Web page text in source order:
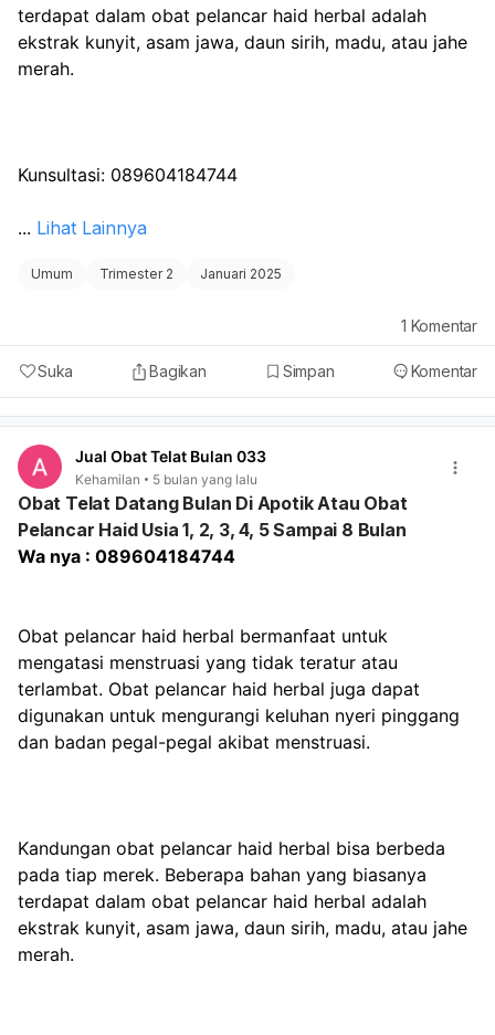
terdapat dalam obat pelancar haid herbal adalah
ekstrak kunyit, asam jawa, daun sirih, madu, atau jahe
merah.
Kunsultasi: 089604184744
... Lihat Lainnya
Umum Trimester 2 Januari 2025
Suka Bagikan Simpan Komentar
1 Komentar
Jual Obat Telat Bulan 033
Kehamilan 5 bulan yang lalu
​Obat Telat Datang Bulan Di Apotik Atau Obat
Pelancar Haid Usia 1, 2, 3, 4, 5 Sampai 8 Bulan
Wa nya : 089604184744
Obat pelancar haid herbal bermanfaat untuk
mengatasi menstruasi yang tidak teratur atau
terlambat. Obat pelancar haid herbal juga dapat
digunakan untuk mengurangi keluhan nyeri pinggang
dan badan pegal-pegal akibat menstruasi.
Kandungan obat pelancar haid herbal bisa berbeda
pada tiap merek. Beberapa bahan yang biasanya
terdapat dalam obat pelancar haid herbal adalah
ekstrak kunyit, asam jawa, daun sirih, madu, atau jahe
merah.